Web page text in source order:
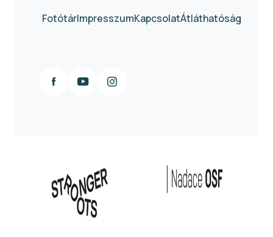
FotótárImpresszumKapcsolatÁtláthatóság